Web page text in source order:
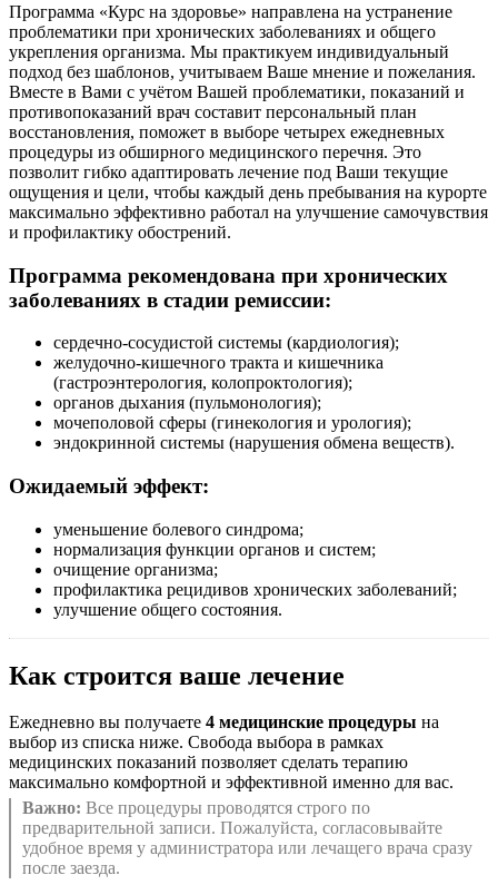
Программа «Курс на здоровье» направлена на устранение
проблематики при хронических заболеваниях и общего
укрепления организма. Мы практикуем индивидуальный
подход без шаблонов, учитываем Ваше мнение и пожелания.
Вместе в Вами с учётом Вашей проблематики, показаний и
противопоказаний врач составит персональный план
восстановления, поможет в выборе четырех ежедневных
процедуры из обширного медицинского перечня. Это
позволит гибко адаптировать лечение под Ваши текущие
ощущения и цели, чтобы каждый день пребывания на курорте
максимально эффективно работал на улучшение самочувствия
и профилактику обострений.
Программа рекомендована при хронических
заболеваниях в стадии ремиссии:
сердечно-сосудистой системы (кардиология);
желудочно-кишечного тракта и кишечника
(гастроэнтерология, колопроктология);
органов дыхания (пульмонология);
мочеполовой сферы (гинекология и урология);
эндокринной системы (нарушения обмена веществ).
Ожидаемый эффект:
уменьшение болевого синдрома;
нормализация функции органов и систем;
очищение организма;
профилактика рецидивов хронических заболеваний;
улучшение общего состояния.
Как строится ваше лечение
Ежедневно вы получаете 4 медицинские процедуры на
выбор из списка ниже. Свобода выбора в рамках
медицинских показаний позволяет сделать терапию
максимально комфортной и эффективной именно для вас.
Важно: Все процедуры проводятся строго по
предварительной записи. Пожалуйста, согласовывайте
удобное время у администратора или лечащего врача сразу
после заезда.